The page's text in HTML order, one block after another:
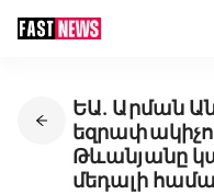
ԵԱ․ Արման
Թևանյանը
մեդալի